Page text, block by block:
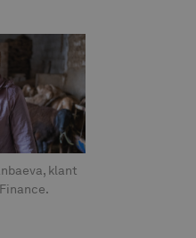
klant